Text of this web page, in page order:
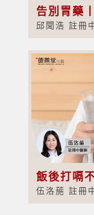
告別胃藥
邱聞浩 註冊
伍洛葹 註冊